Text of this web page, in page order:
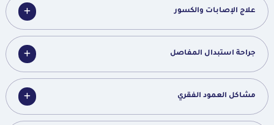
علاج الإصابات والكسور
جراحة استبدال المفاصل
مشاكل العمود الفقري